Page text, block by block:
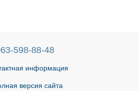
598-88-48
информация
версия сайта